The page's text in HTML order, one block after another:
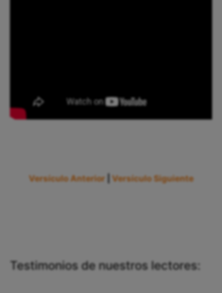
Versículo Anterior Versículo Siguiente
Testimonios de nuestros lectores: